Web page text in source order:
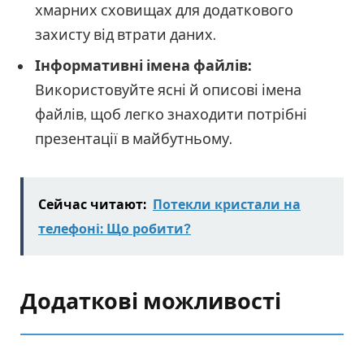
хмарних сховищах для додаткового
захисту від втрати даних.
Інформативні імена файлів:
Використовуйте ясні й описові імена
файлів, щоб легко знаходити потрібні
презентації в майбутньому.
Сейчас читают: Потекли кристали на
телефоні: Що робити?
Додаткові можливості